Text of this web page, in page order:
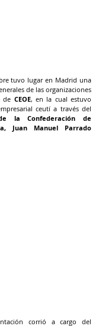
tuvo lugar en Madrid una
de las organizaciones
de CEOE, en la cual estuvo
la Confederación de
Juan Manuel Parrado